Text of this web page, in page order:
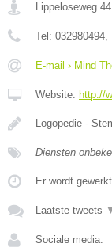
Lippeloseweg 44
Tel: 032980494,
E-mail › Mind
Website: http://
Logopedie -
Diensten
Er wordt
Laatste tweets
Sociale media: